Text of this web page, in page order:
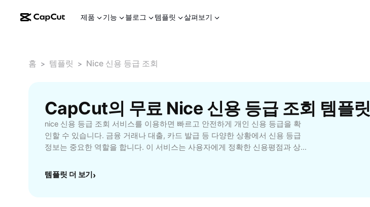
제품 기능 블로그 템플릿 살펴보기
홈 > 템플릿 > Nice 신용 등급 조회
CapCut의 무료 Nice 신용 등급 조회 템플릿
nice 신용 등급 조회 서비스를 이용하면 빠르고 안전하게 개인 신용 등급을 확
인할 수 있습니다. 금융 거래나 대출, 카드 발급 등 다양한 상황에서 신용 등급
정보는 중요한 역할을 합니다. 이 서비스는 사용자에게 정확한 신용평점과 상세
쉽고 간편한 인터페이스를 통해 조회 절차가 간소화되어 처음 이용하는 분들도
템플릿 더 보기›